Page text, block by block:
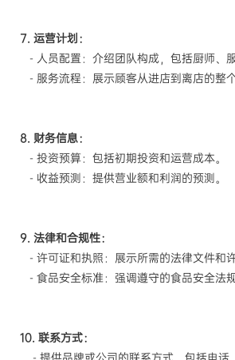
7. 运营计划：
- 人员配置：介绍团队构成，包括厨师、服
- 服务流程：展示顾客从进店到离店的整个
8. 财务信息：
- 投资预算：包括初期投资和运营成本。
- 收益预测：提供营业额和利润的预测。
9. 法律和合规性：
- 许可证和执照：展示所需的法律文件和许
- 食品安全标准：强调遵守的食品安全法规
10. 联系方式：